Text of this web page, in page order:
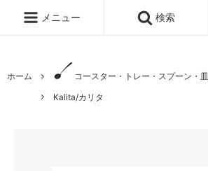
メニュー 検索
ホーム コースター・トレー・スプーン・皿
Kalita/カリタ